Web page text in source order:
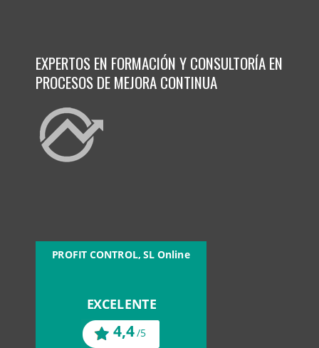
EXPERTOS EN FORMACIÓN Y CONSULTORÍA EN
PROCESOS DE MEJORA CONTINUA